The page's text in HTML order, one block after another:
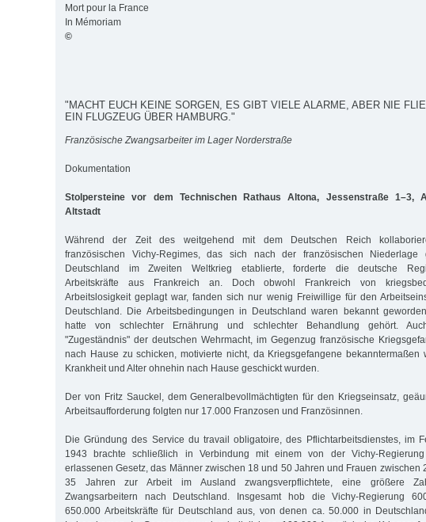
Mort pour la France
In Mémoriam
©
"MACHT EUCH KEINE SORGEN, ES GIBT VIELE ALARME, ABER NIE
EIN FLUGZEUG ÜBER HAMBURG."
Französische Zwangsarbeiter im Lager Norderstraße
Dokumentation
Stolpersteine vor dem Technischen Rathaus Altona, Jessenstraße 1–3,
Altstadt
Während der Zeit des weitgehend mit dem Deutschen Reich
französischen Vichy-Regimes, das sich nach der französischen Niederlage
Deutschland im Zweiten Weltkrieg etablierte, forderte die deutsche
Arbeitskräfte aus Frankreich an. Doch obwohl Frankreich von
Arbeitslosigkeit geplagt war, fanden sich nur wenig Freiwillige für den
Deutschland. Die Arbeitsbedingungen in Deutschland waren bekannt
hatte von schlechter Ernährung und schlechter Behandlung gehört.
"Zugeständnis" der deutschen Wehrmacht, im Gegenzug französische
nach Hause zu schicken, motivierte nicht, da Kriegsgefangene bekanntermaßen
Krankheit und Alter ohnehin nach Hause geschickt wurden.
Der von Fritz Sauckel, dem Generalbevollmächtigten für den Kriegseinsatz,
Arbeitsaufforderung folgten nur 17.000 Franzosen und Französinnen.
Die Gründung des Service du travail obligatoire, des Pflichtarbeitsdienstes, im
1943 brachte schließlich in Verbindung mit einem von der Vichy-
erlassenen Gesetz, das Männer zwischen 18 und 50 Jahren und Frauen zwischen
35 Jahren zur Arbeit im Ausland zwangsverpflichtete, eine größere
Zwangsarbeitern nach Deutschland. Insgesamt hob die Vichy-Regierung
650.000 Arbeitskräfte für Deutschland aus, von denen ca. 50.000 in